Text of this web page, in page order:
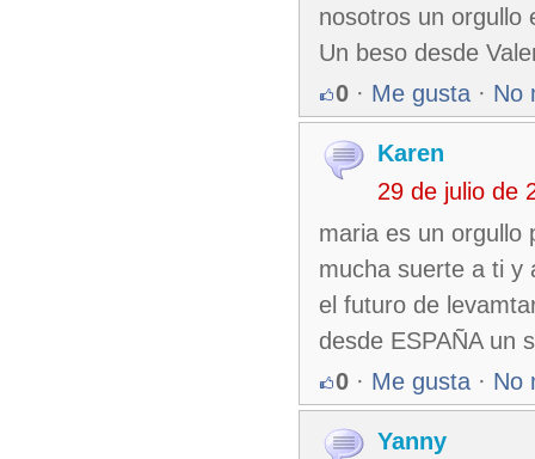
nosotros un orgullo
Un beso desde
0 · Me gusta · No
Karen
29 de julio de
maria es un orgullo
mucha suerte a ti y
el futuro de
desde ESPAÑA un
0 · Me gusta · No
Yanny